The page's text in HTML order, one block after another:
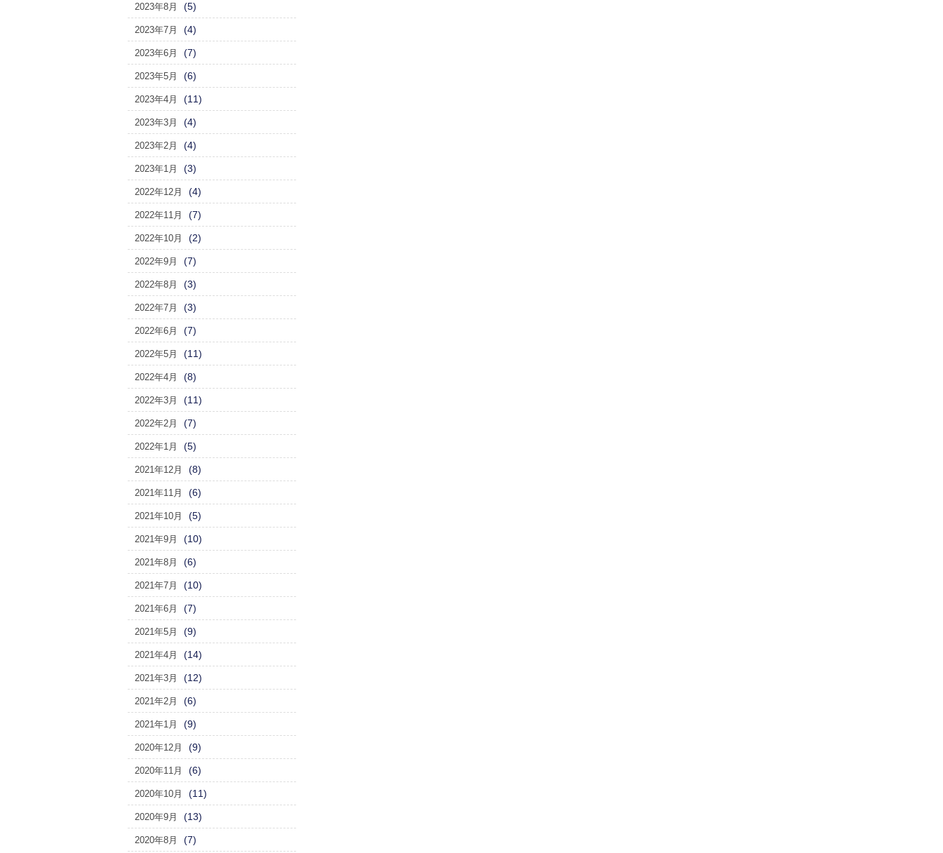
2023年8月 (5)
2023年7月 (4)
2023年6月 (7)
2023年5月 (6)
2023年4月 (11)
2023年3月 (4)
2023年2月 (4)
2023年1月 (3)
2022年12月 (4)
2022年11月 (7)
2022年10月 (2)
2022年9月 (7)
2022年8月 (3)
2022年7月 (3)
2022年6月 (7)
2022年5月 (11)
2022年4月 (8)
2022年3月 (11)
2022年2月 (7)
2022年1月 (5)
2021年12月 (8)
2021年11月 (6)
2021年10月 (5)
2021年9月 (10)
2021年8月 (6)
2021年7月 (10)
2021年6月 (7)
2021年5月 (9)
2021年4月 (14)
2021年3月 (12)
2021年2月 (6)
2021年1月 (9)
2020年12月 (9)
2020年11月 (6)
2020年10月 (11)
2020年9月 (13)
2020年8月 (7)